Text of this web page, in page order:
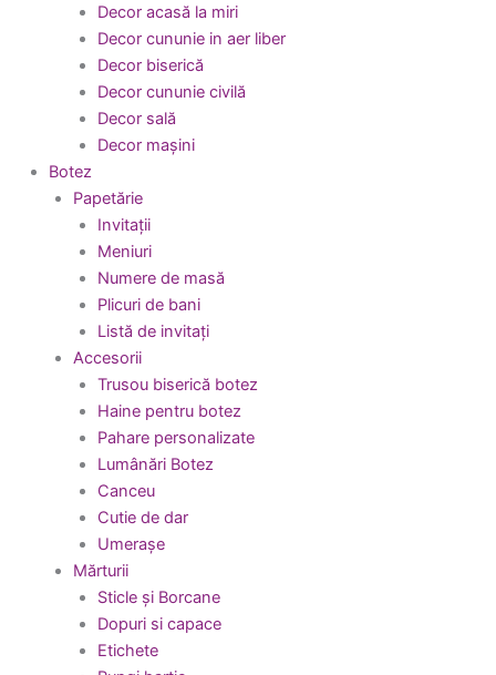
Decor acasă la miri
Decor cununie in aer liber
Decor biserică
Decor cununie civilă
Decor sală
Decor mașini
Botez
Papetărie
Invitații
Meniuri
Numere de masă
Plicuri de bani
Listă de invitați
Accesorii
Trusou biserică botez
Haine pentru botez
Pahare personalizate
Lumânări Botez
Canceu
Cutie de dar
Umerașe
Mărturii
Sticle și Borcane
Dopuri si capace
Etichete